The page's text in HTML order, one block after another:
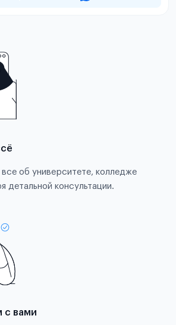
об университете, колледже
детальной консультации.
с вами